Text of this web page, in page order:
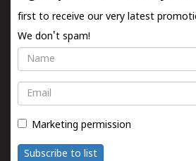
first to receive our very latest
We don't spam!
Name
Email
Marketing permission
Subscribe to list